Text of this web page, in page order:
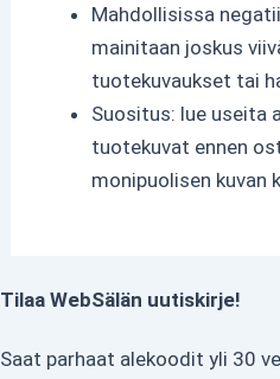
Mahdollisissa
mainitaan joskus
tuotekuvaukset tai
Suositus: lue useita
tuotekuvat ennen
monipuolisen kuvan
Tilaa WebSälän uutiskirje!
Saat parhaat alekoodit yli 30